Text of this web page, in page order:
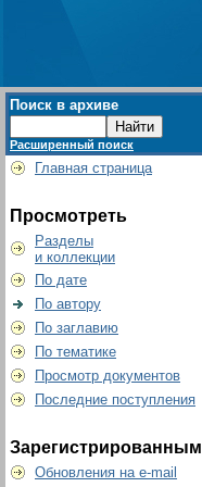
Поиск в архиве
Расширенный поиск
Главная страница
Просмотреть
Разделы
и коллекции
По дате
По автору
По заглавию
По тематике
Просмотр документов
Последние поступления
Обновления на e-mail